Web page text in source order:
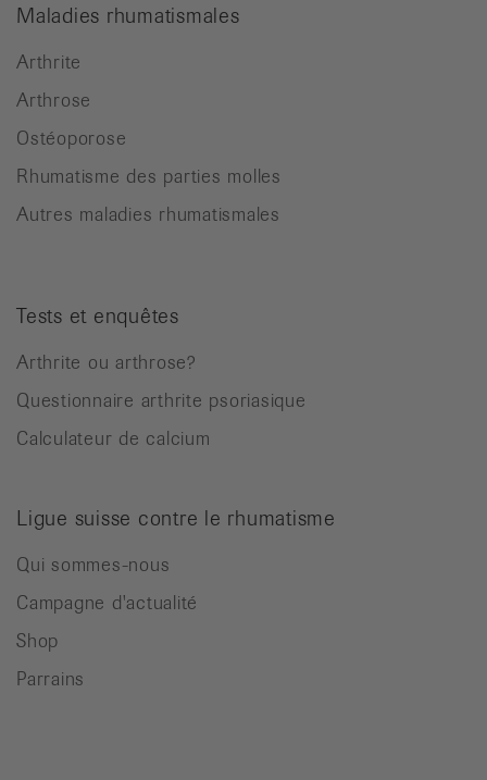
Maladies rhumatismales
Arthrite
Arthrose
Ostéoporose
Rhumatisme des parties molles
Autres maladies rhumatismales
Tests et enquêtes
Arthrite ou arthrose?
Questionnaire arthrite psoriasique
Calculateur de calcium
Ligue suisse contre le rhumatisme
Qui sommes-nous
Campagne d'actualité
Shop
Parrains